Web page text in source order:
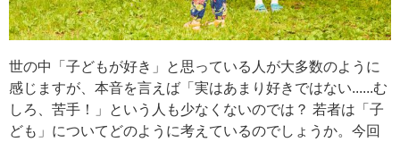
世の中「子どもが好き」と思っている人が大多数のように
感じますが、本音を言えば「実はあまり好きではない......む
しろ、苦手！」という人も少なくないのでは？ 若者は「子
ども」についてどのように考えているのでしょうか。今回